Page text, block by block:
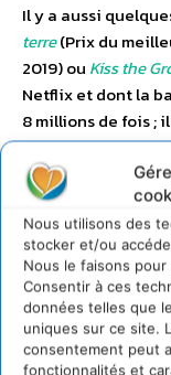
Nous utilisons des
stocker et/ou
Nous le faisons pour
Consentir à ces
données telles que
uniques sur ce site.
consentement peut
fonctionnalités et
Il y a aussi
terre(Prix du
2019) ou Kiss the
Netflix et dont la
8 millions de fois ;
devenir